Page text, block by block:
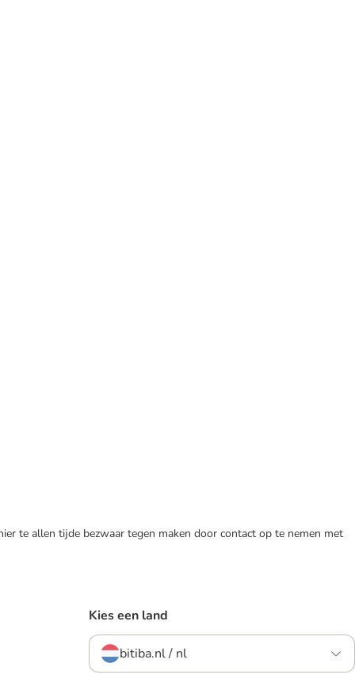
te allen tijde bezwaar tegen maken door contact op te nemen met
Kies een land
bitiba.nl / nl